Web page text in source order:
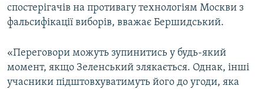
спостерігачів на противагу технологіям Москви з
фальсифікації виборів, вважає Бершидський.
«Переговори можуть зупинитись у будь-який
момент, якщо Зеленський злякається. Однак, інші
учасники підштовхуватимуть його до угоди, яка